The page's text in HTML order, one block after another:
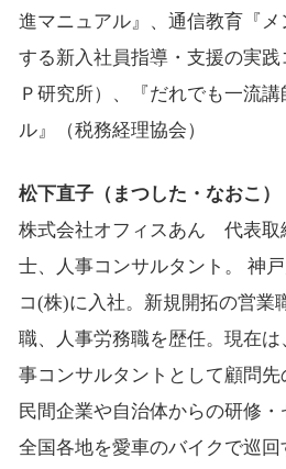
進マニュアル』、通信教育『
する新入社員指導・支援の実践
Ｐ研究所）、『だれでも一流
ル』（税務経理協会）
松下直子（まつした・なおこ）
株式会社オフィスあん 代表取
士、人事コンサルタント。 神
コ(株)に入社。新規開拓の営業
職、人事労務職を歴任。現在は
事コンサルタントとして顧問先
民間企業や自治体からの研修・
全国各地を愛車のバイクで巡